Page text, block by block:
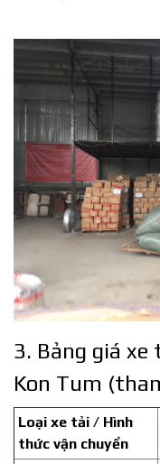
3. Bảng giá xe
Kon Tum
Loại xe tải / Hình
thức vận chuyển